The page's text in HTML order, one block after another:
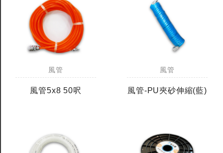
風管
風管5x8 50呎
風管
風管-PU夾砂伸縮(藍)